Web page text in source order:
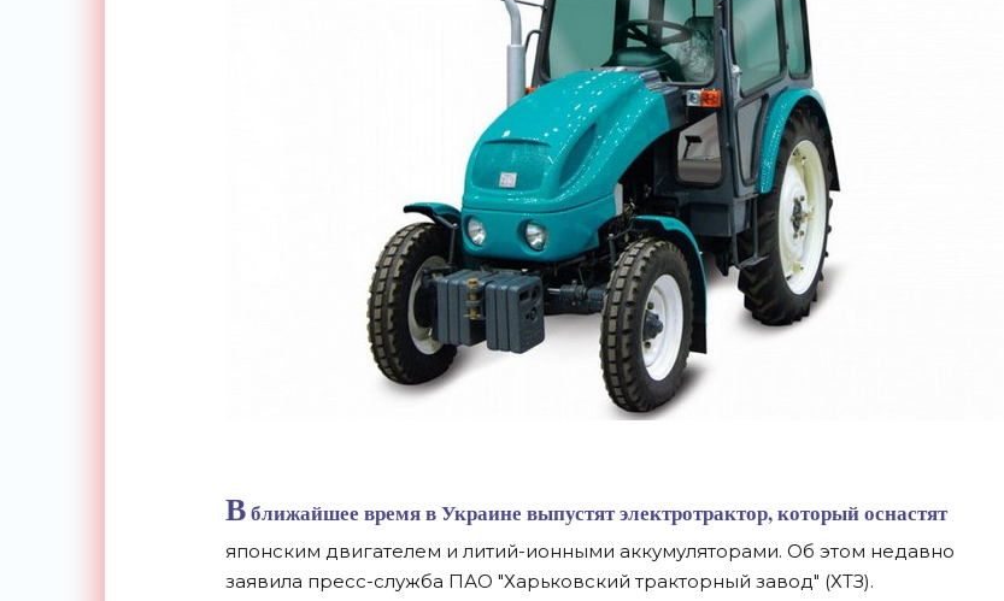
Вближайшее время в Украине выпустят электротрактор, который оснастят
японским двигателем и литий-ионными аккумуляторами. Об этом недавно
заявила пресс-служба ПАО "Харьковский тракторный завод" (ХТЗ).